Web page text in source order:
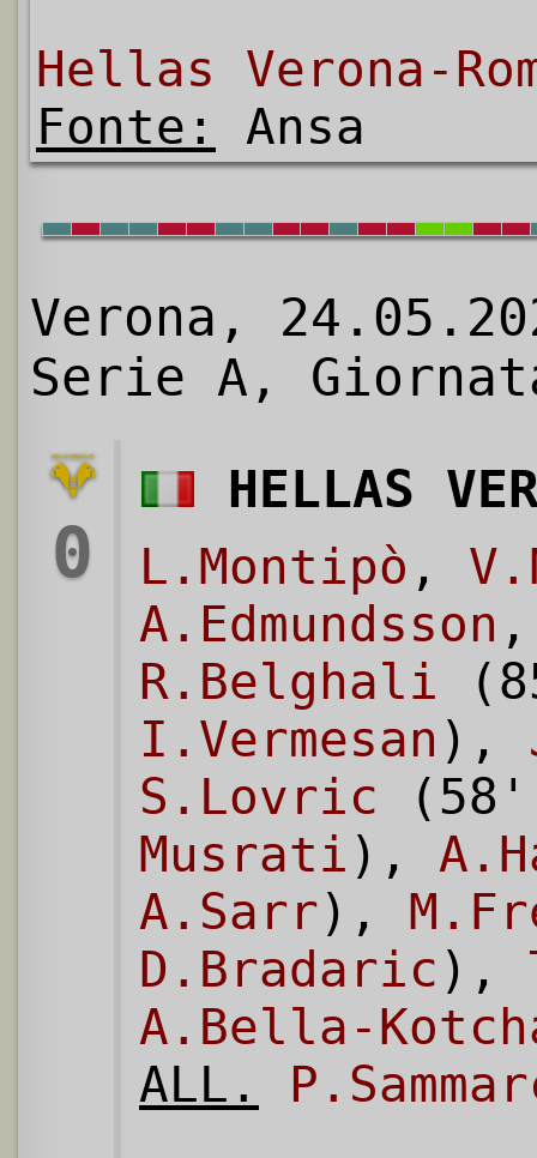
Hellas Verona-
Fonte:
Ansa
Verona,
Serie A,
0
HELLAS
L.Montipò ,
A.Edmundsson
R.Belghali
I.Vermesan ),
S.Lovric
Musrati ),
A.Sarr),
D.Bradaric ),
A.Bella-
ALL.